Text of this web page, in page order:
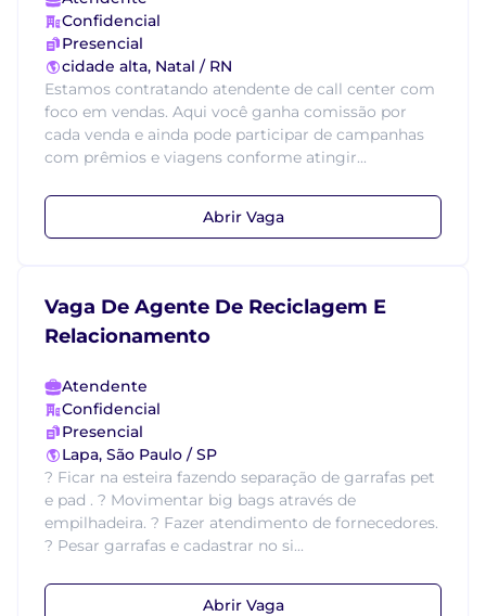
Confidencial
Presencial
cidade alta, Natal / RN
Estamos contratando atendente de call center com
foco em vendas. Aqui você ganha comissão por
cada venda e ainda pode participar de campanhas
com prêmios e viagens conforme atingir...
Abrir Vaga
Vaga De Agente De Reciclagem E
Relacionamento
Atendente
Confidencial
Presencial
Lapa, São Paulo / SP
? Ficar na esteira fazendo separação de garrafas pet
e pad . ? Movimentar big bags através de
empilhadeira. ? Fazer atendimento de fornecedores.
? Pesar garrafas e cadastrar no si...
Abrir Vaga